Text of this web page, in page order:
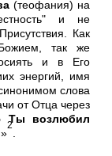
(теофания) на
и не
Как
так же
и в Его
энергий, имя
слова
от Отца через
Ты возлюбил
2
.